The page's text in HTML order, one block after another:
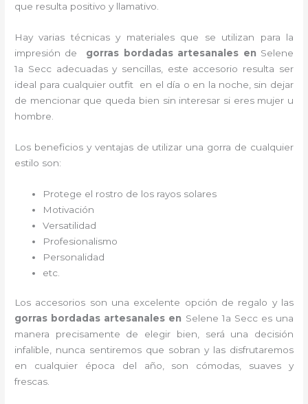
que resulta positivo y llamativo.
Hay varias técnicas y materiales que se utilizan para la
impresión de gorras bordadas artesanales en Selene
1a Secc adecuadas y sencillas, este accesorio resulta ser
ideal para cualquier outfit en el día o en la noche, sin dejar
de mencionar que queda bien sin interesar si eres mujer u
hombre.
Los beneficios y ventajas de utilizar una gorra de cualquier
estilo son:
Protege el rostro de los rayos solares
Motivación
Versatilidad
Profesionalismo
Personalidad
etc.
Los accesorios son una excelente opción de regalo y las
gorras bordadas artesanales en Selene 1a Secc es una
manera precisamente de elegir bien, será una decisión
infalible, nunca sentiremos que sobran y las disfrutaremos
en cualquier época del año, son cómodas, suaves y
frescas.